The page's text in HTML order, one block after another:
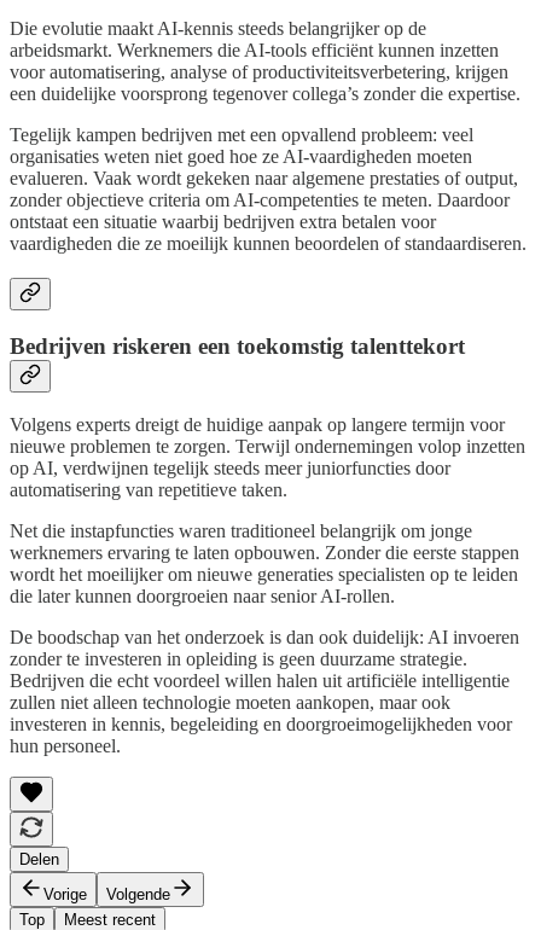
Die evolutie maakt AI-kennis steeds belangrijker op de
arbeidsmarkt. Werknemers die AI-tools efficiënt kunnen inzetten
voor automatisering, analyse of productiviteitsverbetering, krijgen
een duidelijke voorsprong tegenover collega’s zonder die expertise.
Tegelijk kampen bedrijven met een opvallend probleem: veel
organisaties weten niet goed hoe ze AI-vaardigheden moeten
evalueren. Vaak wordt gekeken naar algemene prestaties of output,
zonder objectieve criteria om AI-competenties te meten. Daardoor
ontstaat een situatie waarbij bedrijven extra betalen voor
vaardigheden die ze moeilijk kunnen beoordelen of standaardiseren.
Bedrijven riskeren een toekomstig talenttekort
Volgens experts dreigt de huidige aanpak op langere termijn voor
nieuwe problemen te zorgen. Terwijl ondernemingen volop inzetten
op AI, verdwijnen tegelijk steeds meer juniorfuncties door
automatisering van repetitieve taken.
Net die instapfuncties waren traditioneel belangrijk om jonge
werknemers ervaring te laten opbouwen. Zonder die eerste stappen
wordt het moeilijker om nieuwe generaties specialisten op te leiden
die later kunnen doorgroeien naar senior AI-rollen.
De boodschap van het onderzoek is dan ook duidelijk: AI invoeren
zonder te investeren in opleiding is geen duurzame strategie.
Bedrijven die echt voordeel willen halen uit artificiële intelligentie
zullen niet alleen technologie moeten aankopen, maar ook
investeren in kennis, begeleiding en doorgroeimogelijkheden voor
hun personeel.
Delen
Vorige
Volgende
Top
Meest recent